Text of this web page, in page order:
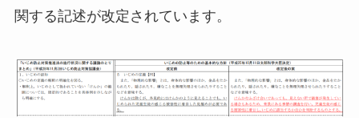
関する記述が改定されています。